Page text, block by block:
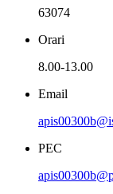
63074
Orari
8.00-13.00
Email
PEC